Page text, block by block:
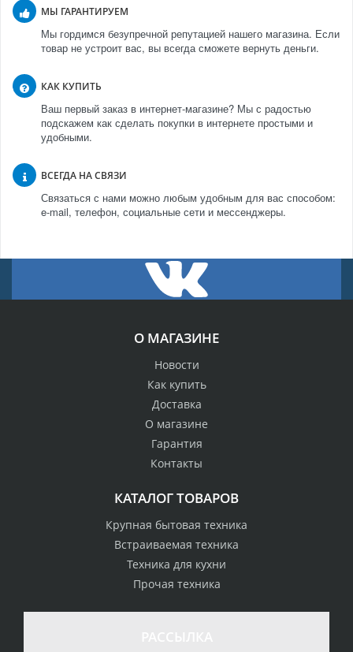
МЫ ГАРАНТИРУЕМ
Мы гордимся безупречной репутацией нашего магазина. Если
товар не устроит вас, вы всегда сможете вернуть деньги.
КАК КУПИТЬ
Ваш первый заказ в интернет-магазине? Мы с радостью
подскажем как сделать покупки в интернете простыми и
удобными.
ВСЕГДА НА СВЯЗИ
Связаться с нами можно любым удобным для вас способом:
e-mail, телефон, социальные сети и мессенджеры.
О МАГАЗИНЕ
Новости
Как купить
Доставка
О магазине
Гарантия
Контакты
КАТАЛОГ ТОВАРОВ
Крупная бытовая техника
Встраиваемая техника
Техника для кухни
Прочая техника